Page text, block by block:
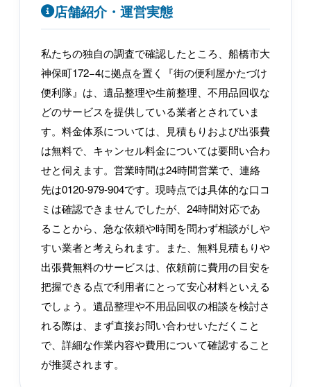
店舗紹介・運営実態
私たちの独自の調査で確認したところ、船橋市大
神保町172−4に拠点を置く『街の便利屋かたづけ
便利隊』は、遺品整理や生前整理、不用品回収な
どのサービスを提供している業者とされていま
す。料金体系については、見積もりおよび出張費
は無料で、キャンセル料金については要問い合わ
せと伺えます。営業時間は24時間営業で、連絡
先は0120-979-904です。現時点では具体的な口コ
ミは確認できませんでしたが、24時間対応であ
ることから、急な依頼や時間を問わず相談がしや
すい業者と考えられます。また、無料見積もりや
出張費無料のサービスは、依頼前に費用の目安を
把握できる点で利用者にとって安心材料といえる
でしょう。遺品整理や不用品回収の相談を検討さ
れる際は、まず直接お問い合わせいただくこと
で、詳細な作業内容や費用について確認すること
が推奨されます。